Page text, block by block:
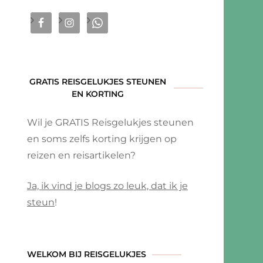
GRATIS REISGELUKJES STEUNEN
EN KORTING
Wil je GRATIS Reisgelukjes steunen
en soms zelfs korting krijgen op
reizen en reisartikelen?
Ja, ik vind je blogs zo leuk, dat ik je
steun!
WELKOM BIJ REISGELUKJES